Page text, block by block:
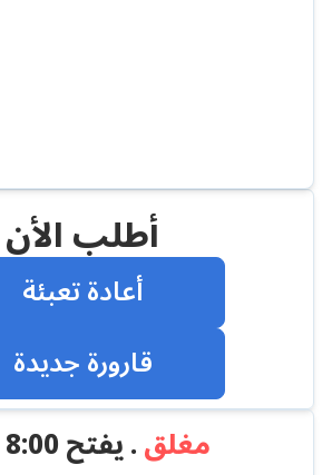
أطلب الأن
أعادة تعبئة
قارورة جديدة
مغلق. يفتح8:00 am